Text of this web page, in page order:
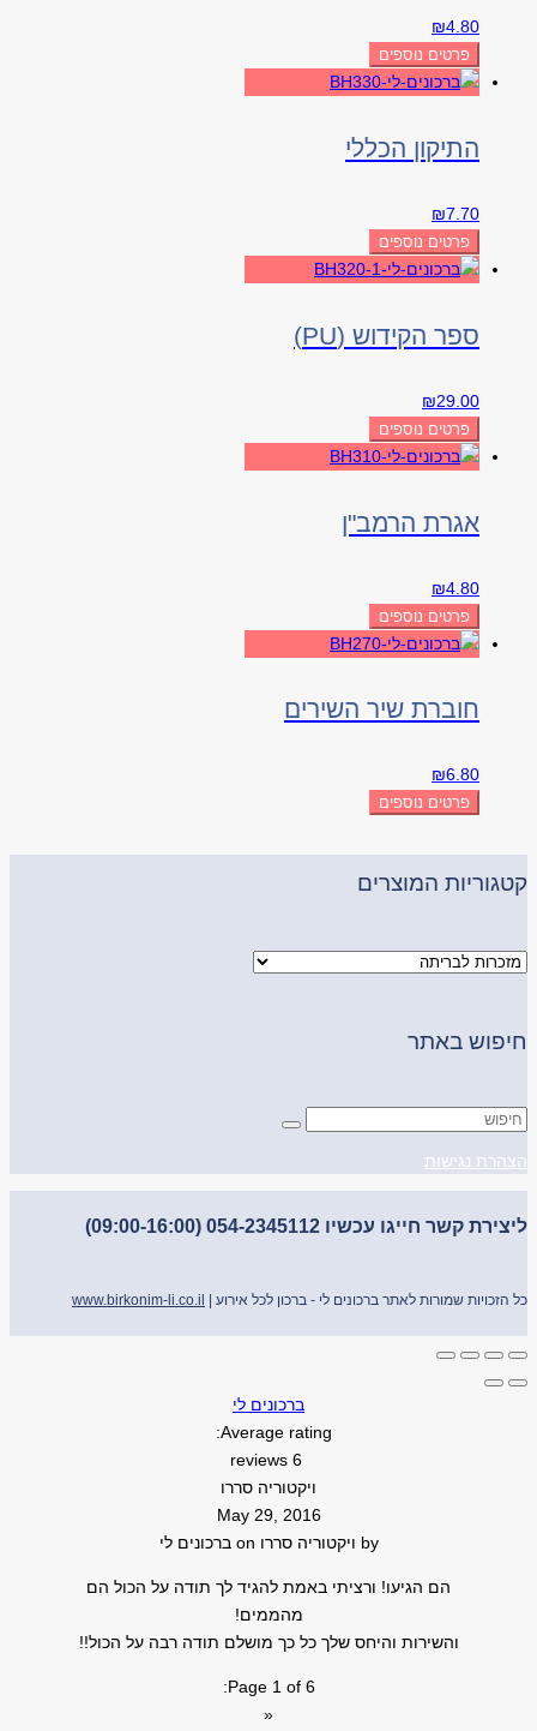
₪4.80
פרטים נוספים
התיקון הכללי
₪7.70
פרטים נוספים
ספר הקידוש (PU)
₪29.00
פרטים נוספים
אגרת הרמב"ן
₪4.80
פרטים נוספים
חוברת שיר השירים
₪6.80
פרטים נוספים
קטגוריות המוצרים
חיפוש באתר
הצהרת נגישות
ליצירת קשר חייגו עכשיו 054-2345112 (09:00-16:00)
כל הזכויות שמורות לאתר ברכונים לי - ברכון לכל אירוע | www.birkonim-li.co.il
ברכונים לי
Average rating:
6 reviews
ויקטוריה סררו
May 29, 2016
by ויקטוריה סררו ברכונים לי
הם הגיעו! ורציתי באמת להגיד לך תודה על הכול הם
מהממים!
והשירות והיחס שלך כל כך מושלם תודה רבה על הכול!!
Page 1 of 6:
«